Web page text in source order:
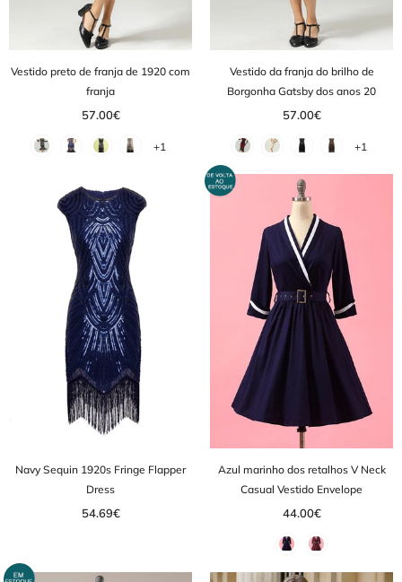
Vestido preto de franja de 1920 com
franja
57.00€
+1
Vestido da franja do brilho de
Borgonha Gatsby dos anos 20
57.00€
+1
Navy Sequin 1920s Fringe Flapper
Dress
54.69€
Azul marinho dos retalhos V Neck
Casual Vestido Envelope
44.00€